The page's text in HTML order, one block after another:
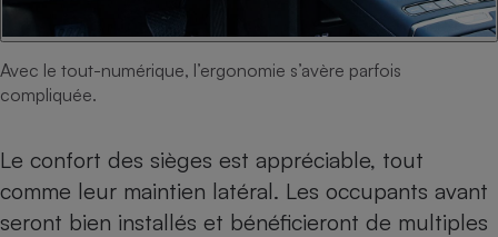
Avec le tout-numérique, l’ergonomie s’avère parfois
compliquée.
Le confort des sièges est appréciable, tout
comme leur maintien latéral. Les occupants avant
seront bien installés et bénéficieront de multiples